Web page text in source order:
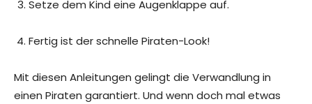
Setze dem Kind eine Augenklappe auf.
Fertig ist der schnelle Piraten-Look!
Mit diesen Anleitungen gelingt die Verwandlung in
einen Piraten garantiert. Und wenn doch mal etwas